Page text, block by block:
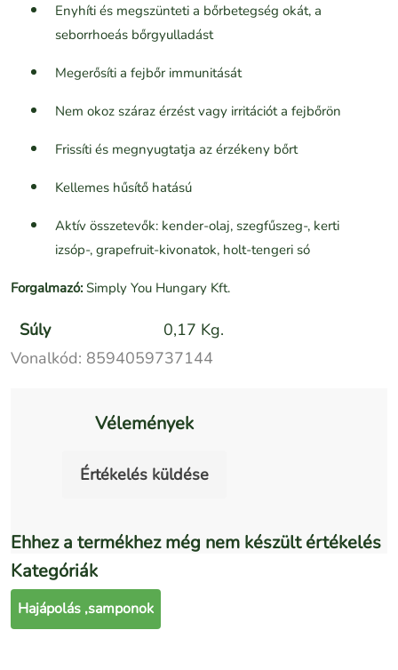
Enyhíti és megszünteti a bőrbetegség okát, a
seborrhoeás bőrgyulladást
Megerősíti a fejbőr immunitását
Nem okoz száraz érzést vagy irritációt a fejbőrön
Frissíti és megnyugtatja az érzékeny bőrt
Kellemes hűsítő hatású
Aktív összetevők: kender-olaj, szegfűszeg-, kerti
izsóp-, grapefruit-kivonatok, holt-tengeri só
Forgalmazó: Simply You Hungary Kft.
Súly
0,17 Kg.
Vonalkód: 8594059737144
Vélemények
Értékelés küldése
Ehhez a termékhez még nem készült értékelés
Kategóriák
Hajápolás ,samponok